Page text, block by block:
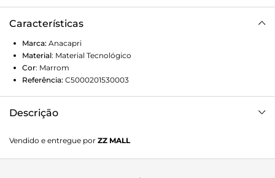
Características
Marca: Anacapri
Material: Material Tecnológico
Cor: Marrom
Referência: C5000201530003
Descrição
cor marrom. De shape estruturado - estilo boho - o modelo
possui duas alças de ombro fixas e detalhes contrastantes
Vendido e entregue por ZZ MALL